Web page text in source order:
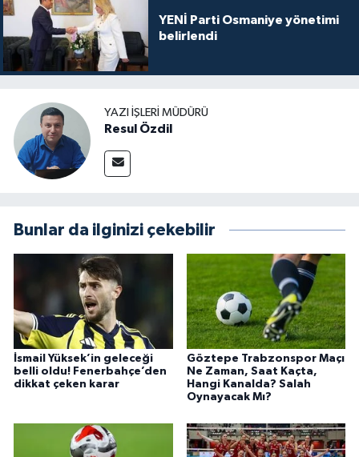
YENİ Parti Osmaniye yönetimi
belirlendi
YAZI İŞLERI MÜDÜRÜ
Resul Özdil
Bunlar da ilginizi çekebilir
İsmail Yüksek’in geleceği
belli oldu! Fenerbahçe’den
dikkat çeken karar
Göztepe Trabzonspor Maçı
Ne Zaman, Saat Kaçta,
Hangi Kanalda? Salah
Oynayacak Mı?